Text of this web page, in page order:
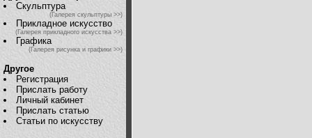
Скульптура
(Галерея скульптуры >>)
Прикладное искусство
(Галерея прикладного искусства >>)
Графика
(Галерея рисунка и графики >>)
Другое
Регистрация
Прислать работу
Личный кабинет
Прислать статью
Статьи по искусству